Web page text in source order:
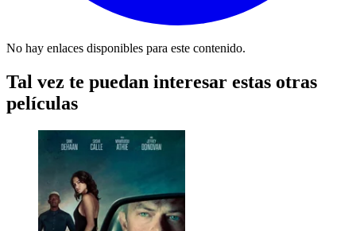
No hay enlaces disponibles para este contenido.
Tal vez te puedan interesar estas otras
películas